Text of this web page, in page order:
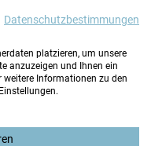
Datenschutzbestimmungen
platzieren, um unsere
anzuzeigen und Ihnen ein
weitere Informationen zu den